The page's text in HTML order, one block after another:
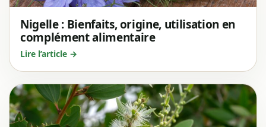
Nigelle : Bienfaits, origine, utilisation en
complément alimentaire
Lire l’article →